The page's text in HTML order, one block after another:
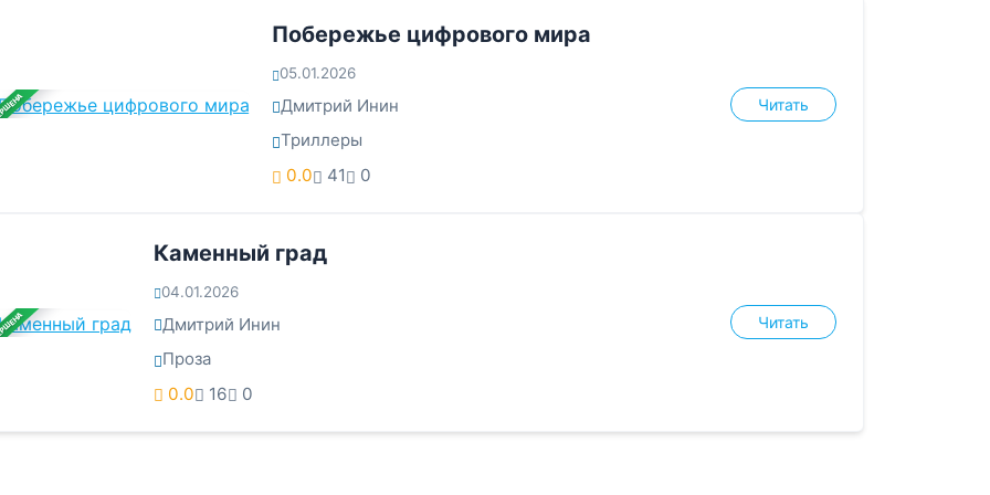
Побережье цифрового мира
05.01.2026
Дмитрий Инин
Триллеры
0.0
41 0
Читать
Каменный град
04.01.2026
Дмитрий Инин
Проза
0.0
16 0
Читать